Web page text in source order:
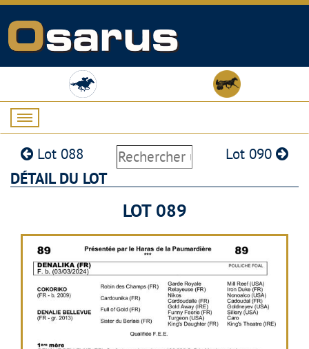
Lot 088 Lot 090
DÉTAIL DU LOT
LOT 089